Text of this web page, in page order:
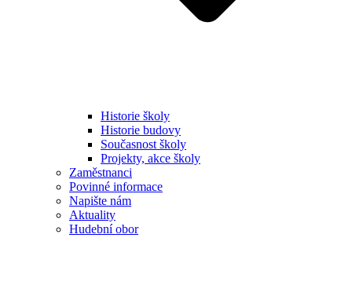
Historie školy
Historie budovy
Současnost školy
Projekty, akce školy
Zaměstnanci
Povinné informace
Napište nám
Aktuality
Hudební obor